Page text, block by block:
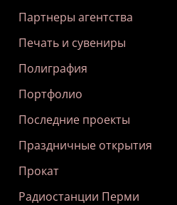
Партнеры агентства
Печать и сувениры
Полиграфия
Портфолио
Последние проекты
Праздничные открытия
Прокат
Радиостанции Перми